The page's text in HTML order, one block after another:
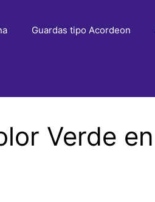
Guardas tipo Acordeon
Verde en